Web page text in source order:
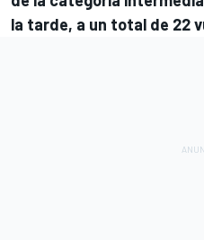
la tarde, a un total de 22